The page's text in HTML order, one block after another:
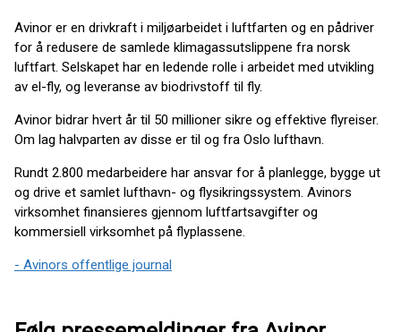
Avinor er en drivkraft i miljøarbeidet i luftfarten og en pådriver
for å redusere de samlede klimagassutslippene fra norsk
luftfart. Selskapet har en ledende rolle i arbeidet med utvikling
av el-fly, og leveranse av biodrivstoff til fly.
Avinor bidrar hvert år til 50 millioner sikre og effektive flyreiser.
Om lag halvparten av disse er til og fra Oslo lufthavn.
Rundt 2.800 medarbeidere har ansvar for å planlegge, bygge ut
og drive et samlet lufthavn- og flysikringssystem. Avinors
virksomhet finansieres gjennom luftfartsavgifter og
kommersiell virksomhet på flyplassene.
- Avinors offentlige journal